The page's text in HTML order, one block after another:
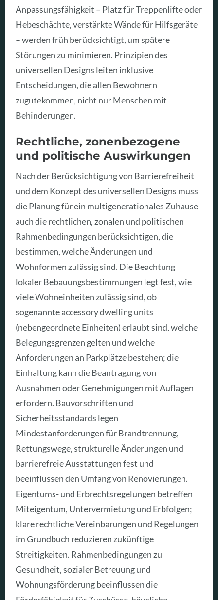
Anpassungsfähigkeit – Platz für Treppenlifte oder
Hebeschächte, verstärkte Wände für Hilfsgeräte
– werden früh berücksichtigt, um spätere
Störungen zu minimieren. Prinzipien des
universellen Designs leiten inklusive
Entscheidungen, die allen Bewohnern
zugutekommen, nicht nur Menschen mit
Behinderungen.
Rechtliche, zonenbezogene
und politische Auswirkungen
Nach der Berücksichtigung von Barrierefreiheit
und dem Konzept des universellen Designs muss
die Planung für ein multigenerationales Zuhause
auch die rechtlichen, zonalen und politischen
Rahmenbedingungen berücksichtigen, die
bestimmen, welche Änderungen und
Wohnformen zulässig sind. Die Beachtung
lokaler Bebauungsbestimmungen legt fest, wie
viele Wohneinheiten zulässig sind, ob
sogenannte accessory dwelling units
(nebengeordnete Einheiten) erlaubt sind, welche
Belegungsgrenzen gelten und welche
Anforderungen an Parkplätze bestehen; die
Einhaltung kann die Beantragung von
Ausnahmen oder Genehmigungen mit Auflagen
erfordern. Bauvorschriften und
Sicherheitsstandards legen
Mindestanforderungen für Brandtrennung,
Rettungswege, strukturelle Änderungen und
barrierefreie Ausstattungen fest und
beeinflussen den Umfang von Renovierungen.
Eigentums- und Erbrechtsregelungen betreffen
Miteigentum, Untervermietung und Erbfolgen;
klare rechtliche Vereinbarungen und Regelungen
im Grundbuch reduzieren zukünftige
Streitigkeiten. Rahmenbedingungen zu
Gesundheit, sozialer Betreuung und
Wohnungsförderung beeinflussen die